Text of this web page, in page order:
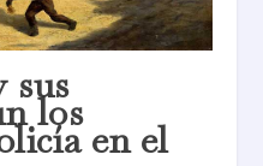
sus
los
en el